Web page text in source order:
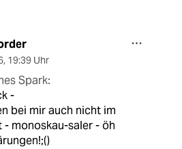
, 19:39 Uhr
Spark:
-
bei mir auch nicht im
- monoskau-saler - öh